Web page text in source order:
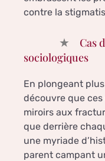
contre la
Cas
sociologiques
En plongeant
découvre que
miroirs aux
que derrière
une myriade
parent campant